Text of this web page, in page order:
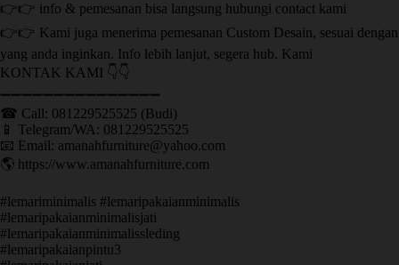
👉👉 info & pemesanan bisa langsung hubungi contact kami
👉👉 Kami juga menerima pemesanan Custom Desain, sesuai dengan
yang anda inginkan. Info lebih lanjut, segera hub. Kami
KONTAK KAMI 👇👇
➖➖➖➖➖➖➖➖➖➖➖➖➖➖➖ ㅤ
☎ Call: 081229525525 (Budi)
📱 Telegram/WA: 081229525525
📧 Email: amanahfurniture@yahoo.com
🌎 https://www.amanahfurniture.com
#lemariminimalis #lemaripakaianminimalis
#lemaripakaianminimalisjati
#lemaripakaianminimalissleding
#lemaripakaianpintu3